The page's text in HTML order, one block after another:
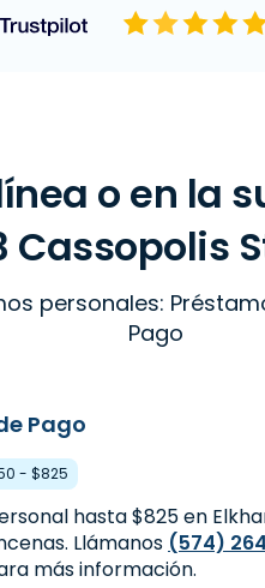
o en la
Cassopolis
personales:
Pago
Pago
- $825
hasta $825 en
Llámanos (574)
más información.